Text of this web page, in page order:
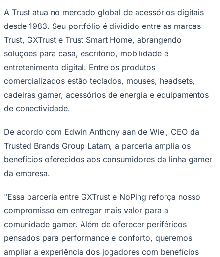
Palmeiras
A Trust atua no mercado global de acessórios digitais
desde 1983. Seu portfólio é dividido entre as marcas
Trust, GXTrust e Trust Smart Home, abrangendo
soluções para casa, escritório, mobilidade e
entretenimento digital. Entre os produtos
comercializados estão teclados, mouses, headsets,
cadeiras gamer, acessórios de energia e equipamentos
de conectividade.
De acordo com Edwin Anthony aan de Wiel, CEO da
Trusted Brands Group Latam, a parceria amplia os
benefícios oferecidos aos consumidores da linha gamer
da empresa.
"Essa parceria entre GXTrust e NoPing reforça nosso
compromisso em entregar mais valor para a
comunidade gamer. Além de oferecer periféricos
pensados para performance e conforto, queremos
ampliar a experiência dos jogadores com benefícios